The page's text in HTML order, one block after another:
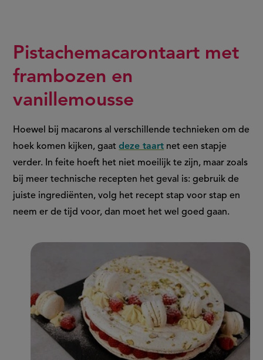
Pistachemacarontaart met
frambozen en
vanillemousse
Hoewel bij macarons al verschillende technieken om de
hoek komen kijken, gaatdeze taart net een stapje
verder. In feite hoeft het niet moeilijk te zijn, maar zoals
bij meer technische recepten het geval is: gebruik de
juiste ingrediënten, volg het recept stap voor stap en
neem er de tijd voor, dan moet het wel goed gaan.